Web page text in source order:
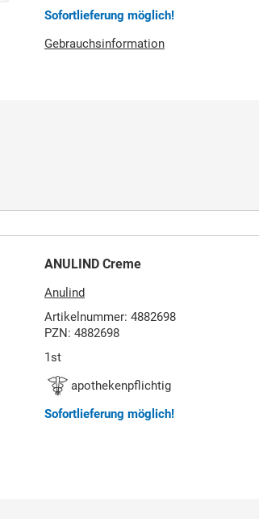
Sofortlieferung möglich!
Gebrauchsinformation
ANULIND Creme
Anulind
Artikelnummer: 4882698
PZN: 4882698
1st
apothekenpflichtig
Sofortlieferung möglich!